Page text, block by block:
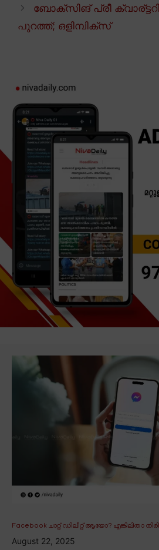
ബോക്സിങ് പ്രീ
പുറത്ത്; ഒളിമ്പിക്സ്
Facebook ചാറ്റ് ഡിലീറ്റ് ആയോ? എങ്കിലിതാ
August 22, 2025